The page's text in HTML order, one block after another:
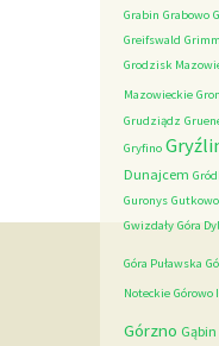
Grabin Grabowo
Greifswald
Grodzisk
Mazowieckie
Grudziądz
Gryfino
Dunajcem
Guronys Gutkowo
Gwizdały Góra
Góra Puławska
Noteckie Górowo
Górzno Gąbin